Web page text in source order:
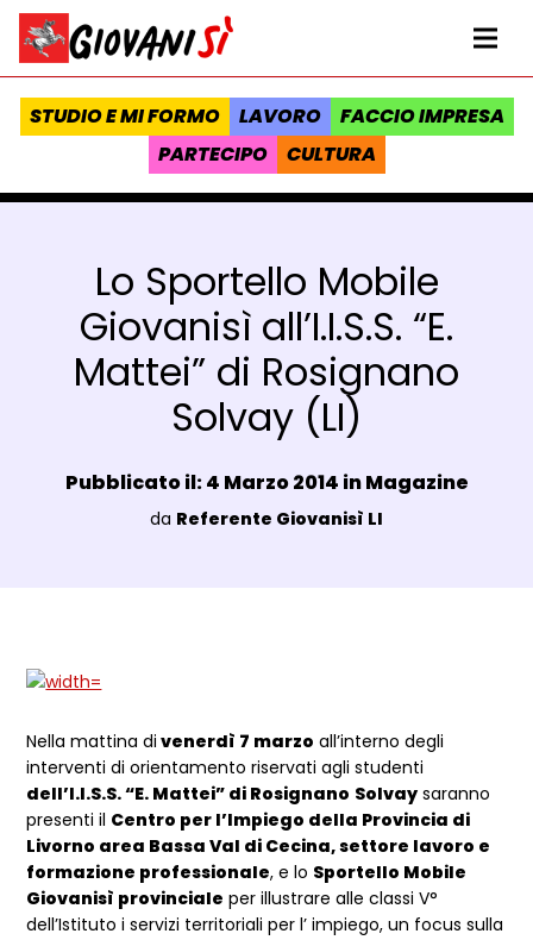
Vai al contenuto
Homepage Giovanisì - Progetto della Regione Toscana
STUDIO E MI FORMO LAVORO
FACCIO IMPRESA
PARTECIPO
CULTURA
Lo Sportello Mobile
Giovanisì all’I.I.S.S. “E.
Mattei” di Rosignano
Solvay (LI)
Data e ora:
Pubblicato il: 4 Marzo 2014 inMagazine
Luogo:
da Referente Giovanisì LI
Dettagli Post Magazine
Nella mattina di venerdì 7 marzo all’interno degli
interventi di orientamento riservati agli studenti
dell’I.I.S.S. “E. Mattei” di Rosignano Solvay saranno
presenti il Centro per l’Impiego della Provincia di
Livorno area Bassa Val di Cecina, settore lavoro e
formazione professionale, e lo Sportello Mobile
Giovanisì provinciale per illustrare alle classi V°
dell’Istituto i servizi territoriali per l’ impiego, un focus sulla